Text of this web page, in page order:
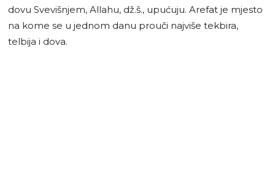
dovu Svevišnjem, Allahu, dž.š., upućuju. Arefat je mjesto
na kome se u jednom danu prouči najviše tekbira,
telbija i dova.